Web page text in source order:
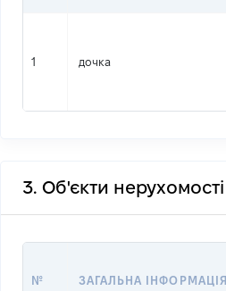
1 дочка
3. Об'єкти нерухомості
№ ЗАГАЛЬНА ІНФОРМАЦІЯ